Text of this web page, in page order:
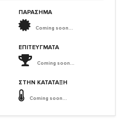
ΠΑΡΑΣΗΜΑ
Coming soon...
ΕΠΙΤΕΎΓΜΑΤΑ
Coming soon...
ΣΤΗΝ ΚΑΤΆΤΑΞΗ
Coming soon...